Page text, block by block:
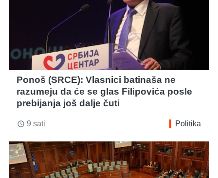
Ponoš (SRCE): Vlasnici batinaša ne
razumeju da će se glas Filipovića posle
prebijanja još dalje čuti
access_time 9 sati Politika